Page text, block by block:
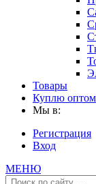
Товары
Куплю оптом
Мы в:
Регистрация
Вход
МЕНЮ